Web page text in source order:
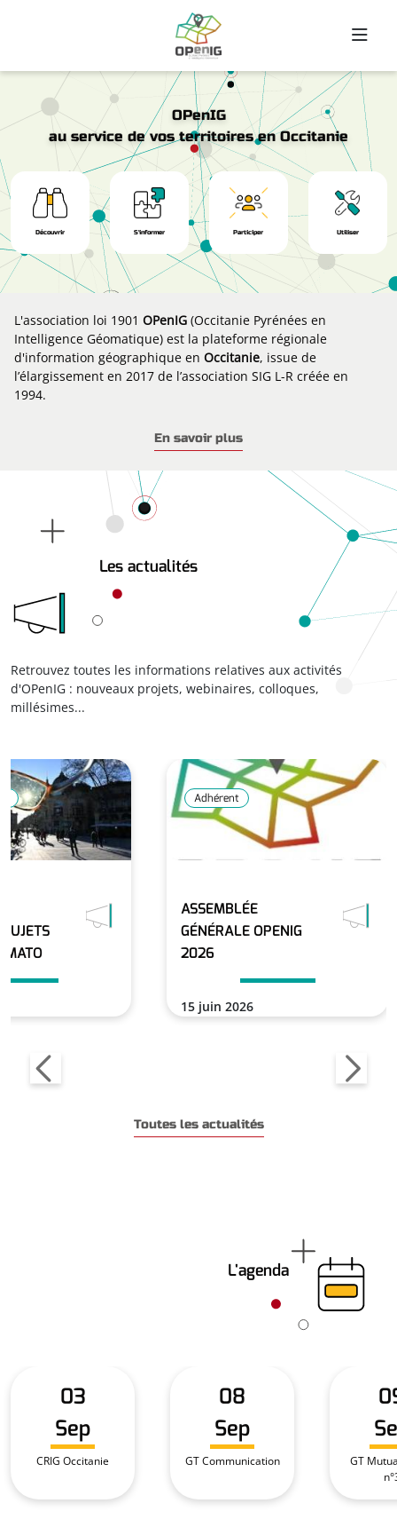
OPenIG
au service de vos territoires en Occitanie
Découvrir S'informer Participer Utiliser
L'association loi 1901 OPenIG (Occitanie Pyrénées en
Intelligence Géomatique) est la plateforme régionale
d'information géographique en Occitanie, issue de
l’élargissement en 2017 de l’association SIG L-R créée en
1994.
majoritairement des collectivités, en proposant des
Géographiques et Ouvertes, IDGO), d’expertise, d’animation
de groupes de travail et d’accompagnement autour de la
donnée géographique.
En savoir plus
Les actualités
Retrouvez toutes les informations relatives aux activités
d'OPenIG : nouveaux projets, webinaires, colloques,
millésimes...
Adhérent
ASSEMBLÉE
GÉNÉRALE OPENIG
2026
15 juin 2026
Toutes les actualités
L'agenda
03
Sep
CRIG Occitanie
08
Sep
GT Communication
GT